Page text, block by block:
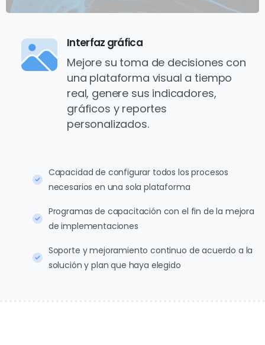
Interfaz gráfica
Mejore su toma de decisiones con
una plataforma visual a tiempo
real, genere sus indicadores,
gráficos y reportes
personalizados.
Capacidad de configurar todos los procesos
necesarios en una sola plataforma
Programas de capacitación con el fin de la mejora
de implementaciones
Soporte y mejoramiento continuo de acuerdo a la
solución y plan que haya elegido